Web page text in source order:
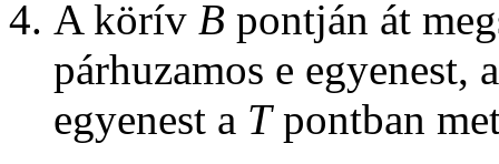
A körív B pontján át
párhuzamos e egyenest,
egyenest a Tpontban